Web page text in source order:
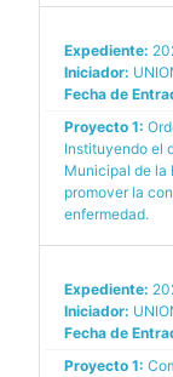
Expediente:
Iniciador:
Fecha de
Proyecto 1:
Instituyendo el
Municipal de la
promover la
enfermedad.
Expediente:
Iniciador:
Fecha de
Proyecto 1: